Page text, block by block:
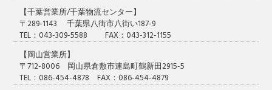
【千葉営業所/千葉物流センター】
〒289-1143 千葉県八街市八街い187-9
TEL：043-309-5588 FAX：043-312-1155
【岡山営業所】
〒712-8006 岡山県倉敷市連島町鶴新田2915-5
TEL：086-454-4878 FAX：086-454-4879